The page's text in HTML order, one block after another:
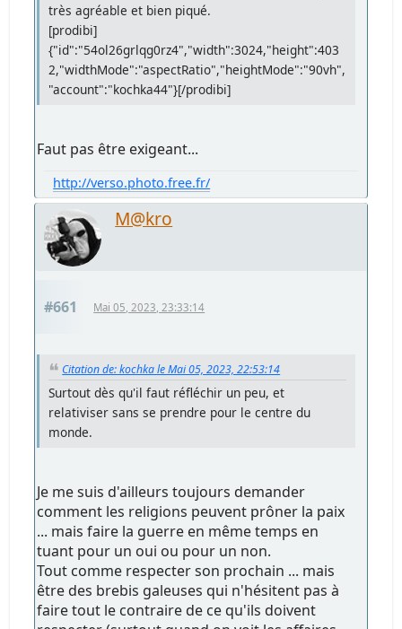
très agréable et bien piqué.
[prodibi]
{"id":"54ol26grlqg0rz4","width":3024,"height":403
2,"widthMode":"aspectRatio","heightMode":"90vh",
"account":"kochka44"}[/prodibi]
Faut pas être exigeant...
http://verso.photo.free.fr/
M@kro
#661 Mai 05, 2023, 23:33:14
Citation de: kochka le Mai 05, 2023, 22:53:14
Surtout dès qu'il faut réfléchir un peu, et
relativiser sans se prendre pour le centre du
monde.
Je me suis d'ailleurs toujours demander
comment les religions peuvent prôner la paix
... mais faire la guerre en même temps en
tuant pour un oui ou pour un non.
Tout comme respecter son prochain ... mais
être des brebis galeuses qui n'hésitent pas à
faire tout le contraire de ce qu'ils doivent